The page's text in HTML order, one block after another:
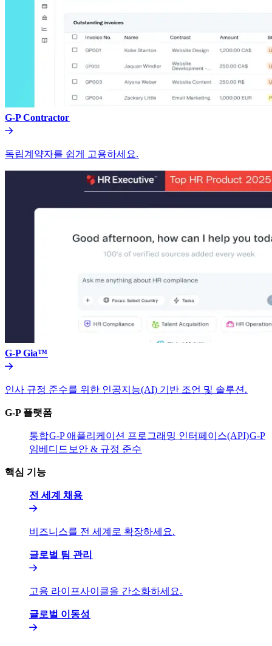
G-P Contractor​​
독립계약자를 쉽게 고용하세요.​​
G-P Gia™​​
인사 규정 준수를 위한 인공지능(AI) 기반 조언 및 솔루션.​​
G-P 플랫폼​​
통합​​G-P 애플리케이션 프로그래밍 인터페이스(API)​​G-P
임베디드​​ 보안 & 규정 준수​​
핵심 기능​​
전 세계 채용​​
비즈니스를 전 세계로 확장하세요.​​
글로벌 팀 관리​​
고용 라이프사이클을 간소화하세요.​​
글로벌 이동성​​